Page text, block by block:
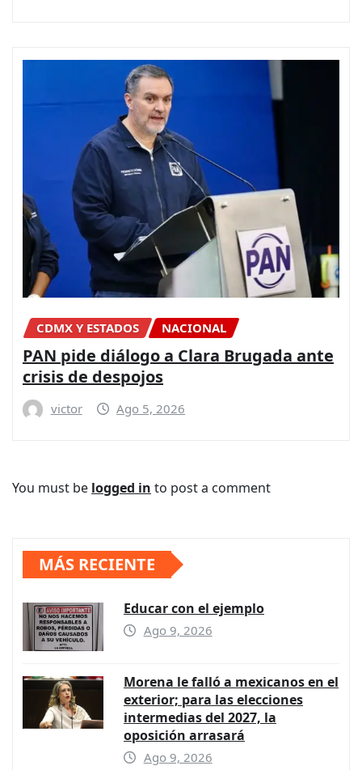
CDMX Y ESTADOS NACIONAL
PAN pide diálogo a Clara Brugada ante
crisis de despojos
victor Ago 5, 2026
You must be logged in to post a comment
MÁS RECIENTE
Educar con el ejemplo
Ago 9, 2026
Morena le falló a mexicanos en el
exterior; para las elecciones
intermedias del 2027, la
oposición arrasará
Ago 9, 2026